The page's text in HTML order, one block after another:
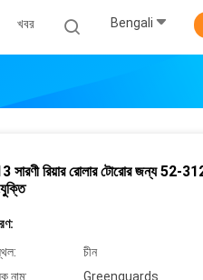
খবর Bengali
রিয়ার রোলার টোরোর জন্য 52-
চীন
নাম:
Greenguards